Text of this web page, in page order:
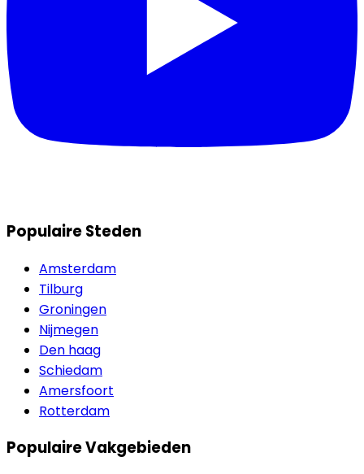
Populaire Steden
Amsterdam
Tilburg
Groningen
Nijmegen
Den haag
Schiedam
Amersfoort
Rotterdam
Populaire Vakgebieden